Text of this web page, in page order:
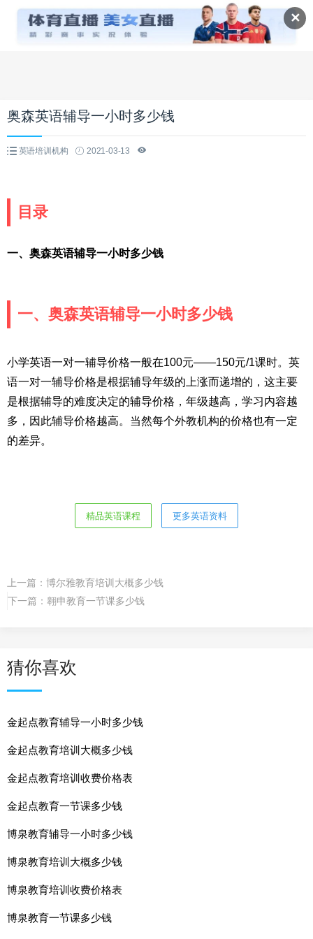
✕
奥森英语辅导一小时多少钱
英语培训机构 2021-03-13
目录
一、奥森英语辅导一小时多少钱
一、奥森英语辅导一小时多少钱
小学英语一对一辅导价格一般在100元——150元/1课时。英
语一对一辅导价格是根据辅导年级的上涨而递增的，这主要
是根据辅导的难度决定的辅导价格，年级越高，学习内容越
多，因此辅导价格越高。当然每个外教机构的价格也有一定
的差异。
精品英语课程 更多英语资料
上一篇： 博尔雅教育培训大概多少钱
下一篇： 翱申教育一节课多少钱
猜你喜欢
金起点教育辅导一小时多少钱
金起点教育培训大概多少钱
金起点教育培训收费价格表
金起点教育一节课多少钱
博泉教育辅导一小时多少钱
博泉教育培训大概多少钱
博泉教育培训收费价格表
博泉教育一节课多少钱